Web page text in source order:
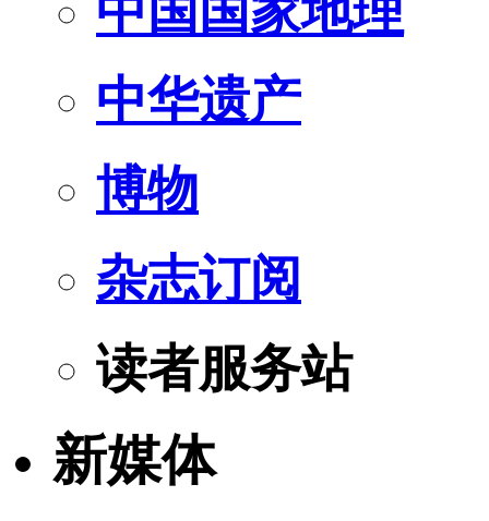
中国国家地理
中华遗产
博物
杂志订阅
读者服务站
新媒体